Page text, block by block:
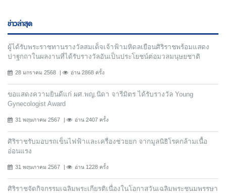
ข่าวล่าสุด
ผู้ได้รับพระราชทานรางวัลสมเด็จเจ้าฟ้ามหิดลเยือนศิริราชพร้อมแสดง
ปาฐกถาในผลงานที่ได้รับรางวัลอันเป็นประโยชน์ต่อมวลมนุษยชาติ
28 มกราคม 2568 อ่าน 2868 ครั้ง
ขอแสดงความยินดีแก่ ผศ.พญ.นิดา จารีมิตร ได้รับรางวัล Young
Gynecologist Award
31 พฤษภาคม 2567 อ่าน 2407 ครั้ง
ศิริราชรับมอบรถเข็นไฟฟ้าและเครื่องช่วยยก จากมูลนิธิโรคกล้ามเนื้อ
อ่อนแรง
31 พฤษภาคม 2567 อ่าน 1228 ครั้ง
ศิริราชจัดกิจกรรมเฉลิมพระเกียรติเนื่องในโอกาสวันเฉลิมพระชนมพรรษา